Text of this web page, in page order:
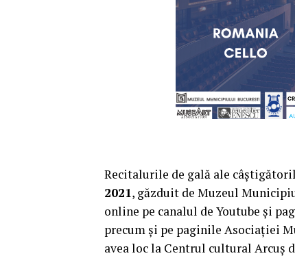
Recitalurile de gală ale
2021, găzduit de Muzeul
online pe canalul de Youtube și
precum și pe paginile Asociației
avea loc la Centrul cultural Arcuș